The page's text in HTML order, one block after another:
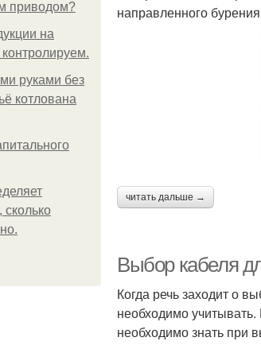
приводом?
на
руками без
котлована
сколько
направленного
читать дальше →
Выбор кабеля
Когда речь заходит о
необходимо
необходимо знать при